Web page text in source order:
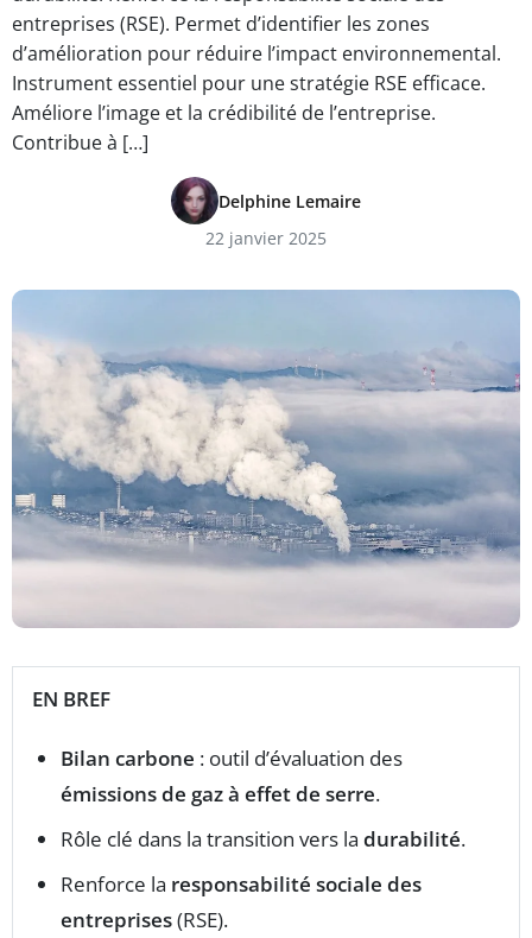
entreprises (RSE). Permet d’identifier les zones
d’amélioration pour réduire l’impact environnemental.
Instrument essentiel pour une stratégie RSE efficace.
Améliore l’image et la crédibilité de l’entreprise.
Contribue à […]
Delphine Lemaire
22 janvier 2025
EN BREF
Bilan carbone : outil d’évaluation des
émissions de gaz à effet de serre.
Rôle clé dans la transition vers la durabilité.
Renforce la responsabilité sociale des
entreprises(RSE).